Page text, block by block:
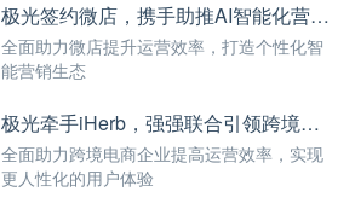
极光签约微店，携手助推AI智能化营销升级
全面助力微店提升运营效率，打造个性化智
能营销生态
极光牵手iHerb，强强联合引领跨境电商新发展
全面助力跨境电商企业提高运营效率，实现
更人性化的用户体验